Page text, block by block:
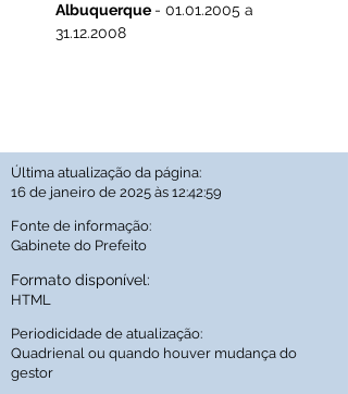
Albuquerque - 01.01.2005 a
31.12.2008
Última atualização da página:
16 de janeiro de 2025 às 12:42:59
Fonte de informação:
Gabinete do Prefeito
Formato disponível:
HTML
Periodicidade de atualização:
Quadrienal ou quando houver mudança do
gestor